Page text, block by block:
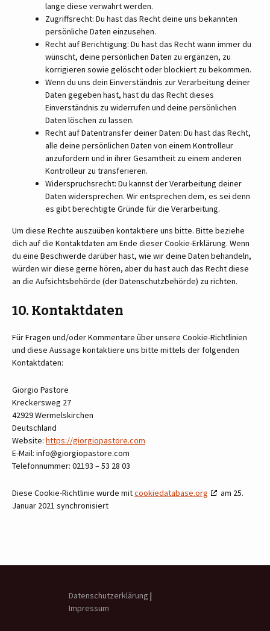
lange diese verwahrt werden.
Zugriffsrecht: Du hast das Recht deine uns bekannten
persönliche Daten einzusehen.
Recht auf Berichtigung: Du hast das Recht wann immer du
wünscht, deine persönlichen Daten zu ergänzen, zu
korrigieren sowie gelöscht oder blockiert zu bekommen.
Wenn du uns dein Einverständnis zur Verarbeitung deiner
Daten gegeben hast, hast du das Recht dieses
Einverständnis zu widerrufen und deine persönlichen
Daten löschen zu lassen.
Recht auf Datentransfer deiner Daten: Du hast das Recht,
alle deine persönlichen Daten von einem Kontrolleur
anzufordern und in ihrer Gesamtheit zu einem anderen
Kontrolleur zu transferieren.
Widerspruchsrecht: Du kannst der Verarbeitung deiner
Daten widersprechen. Wir entsprechen dem, es sei denn
es gibt berechtigte Gründe für die Verarbeitung.
Um diese Rechte auszuüben kontaktiere uns bitte. Bitte beziehe
dich auf die Kontaktdaten am Ende dieser Cookie-Erklärung. Wenn
du eine Beschwerde darüber hast, wie wir deine Daten behandeln,
würden wir diese gerne hören, aber du hast auch das Recht diese
an die Aufsichtsbehörde (der Datenschutzbehörde) zu richten.
10. Kontaktdaten
Für Fragen und/oder Kommentare über unsere Cookie-Richtlinien
und diese Aussage kontaktiere uns bitte mittels der folgenden
Kontaktdaten:
Giorgio Pastore
Kreckersweg 27
42929 Wermelskirchen
Deutschland
Website: https://giorgiopastore.com
E-Mail: moc.erotsapoigroig@ofni
Telefonnummer: 02193 – 53 28 03
Diese Cookie-Richtlinie wurde mitcookiedatabase.org
am 25.
Januar 2021 synchronisiert
Datenschutzerklärung |
Impressum